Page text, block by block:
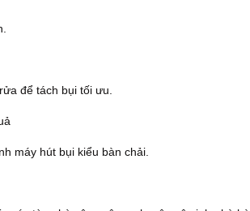
để tách bụi tối ưu.
máy hút bụi kiểu bàn chải.